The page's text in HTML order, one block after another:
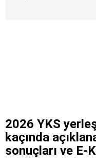
2026 YKS
kaçında
sonuçları ve E-